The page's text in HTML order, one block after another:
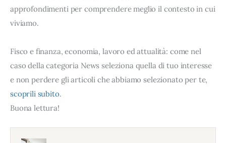
approfondimenti per comprendere meglio il contesto in cui
viviamo.
Fisco e finanza, economia, lavoro ed attualità: come nel
caso della categoria News seleziona quella di tuo interesse
e non perdere gli articoli che abbiamo selezionato per te,
scoprili subito.
Buona lettura!